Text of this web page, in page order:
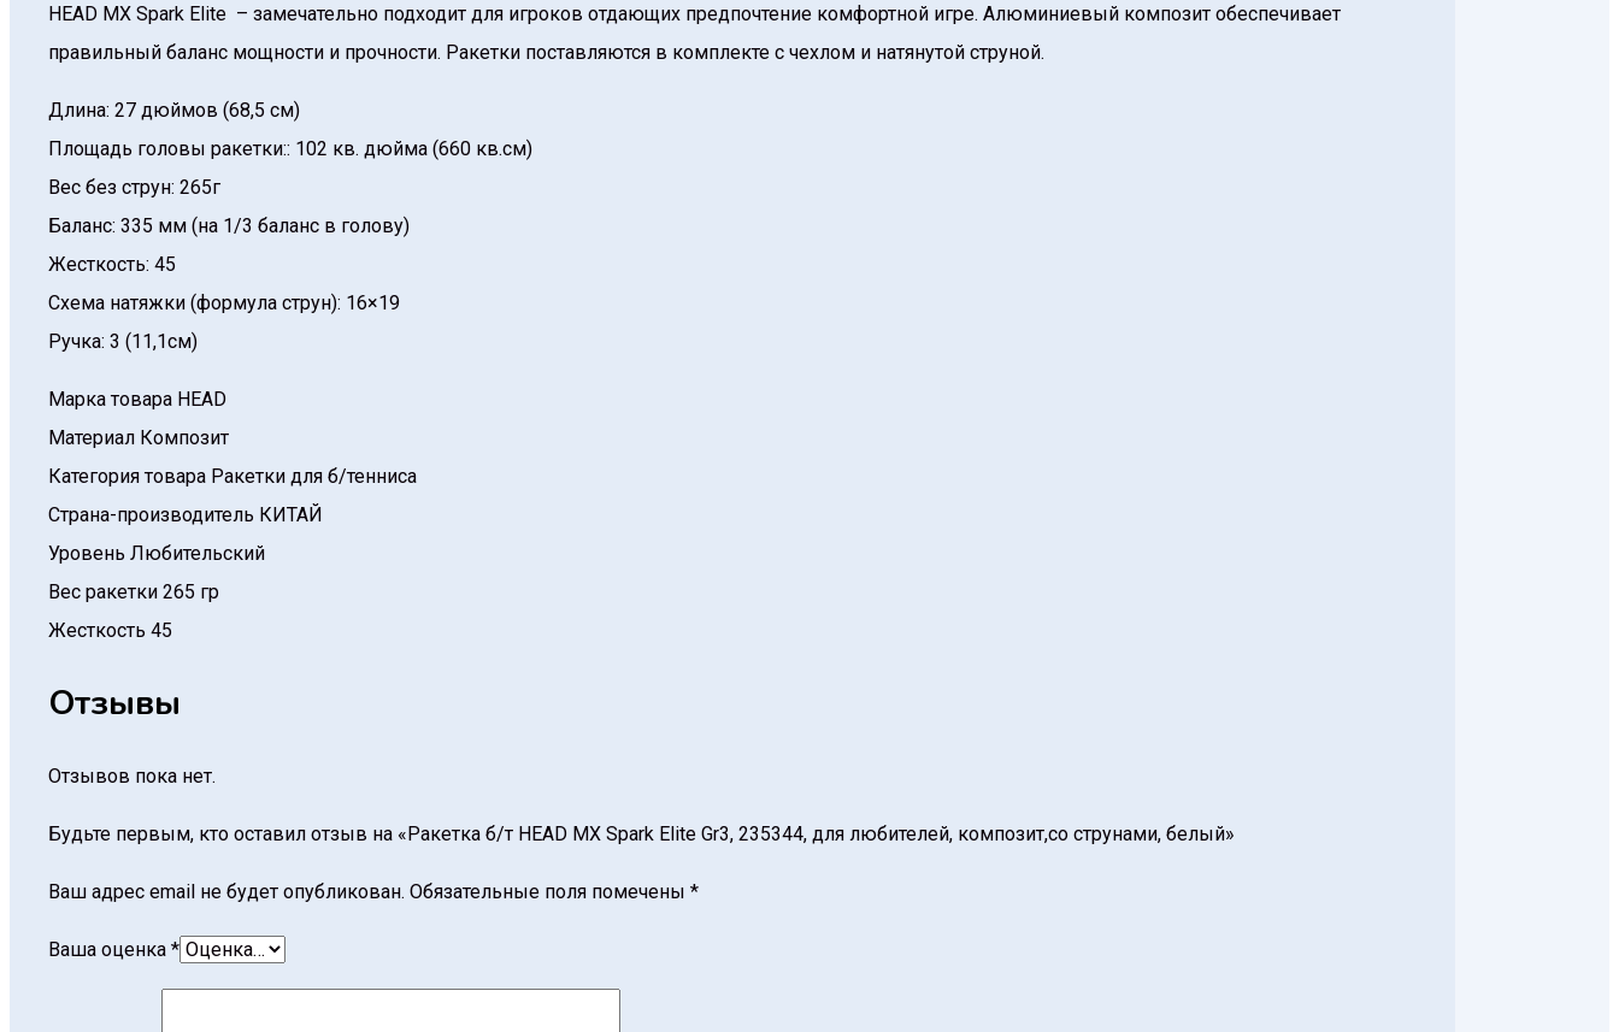
HEAD MX Spark Elite – замечательно подходит для игроков отдающих предпочтение комфортной игре. Алюминиевый композит обеспечивает
правильный баланс мощности и прочности. Ракетки поставляются в комплекте с чехлом и натянутой струной.
Длина: 27 дюймов (68,5 см)
Площадь головы ракетки:: 102 кв. дюйма (660 кв.см)
Вес без струн: 265г
Баланс: 335 мм (на 1/3 баланс в голову)
Жесткость: 45
Схема натяжки (формула струн): 16×19
Ручка: 3 (11,1см)
Марка товара HEAD
Материал Композит
Категория товара Ракетки для б/тенниса
Страна-производитель КИТАЙ
Уровень Любительский
Вес ракетки 265 гр
Жесткость 45
Отзывы
Отзывов пока нет.
Будьте первым, кто оставил отзыв на «Ракетка б/т HEAD MX Spark Elite Gr3, 235344, для любителей, композит,со струнами, белый»
Ваш адрес email не будет опубликован. Обязательные поля помечены *
Ваша оценка *